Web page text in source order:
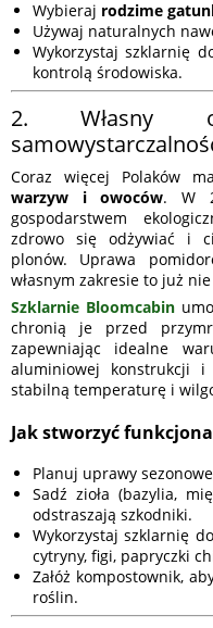
Wybieraj rodzime
Używaj naturalnych
Wykorzystaj szklarnię
kontrolą środowiska.
2. Własny
Coraz więcej Polaków
warzyw i owoców. W
gospodarstwem
zdrowo się odżywiać i
plonów. Uprawa
własnym zakresie to już
Szklarnie Bloomcabin
chronią je przed
zapewniając idealne
aluminiowej konstrukcji i
stabilną temperaturę i
Jak stworzyć
Planuj uprawy
Sadź zioła (bazylia,
odstraszają szkodniki.
Wykorzystaj szklarnię
cytryny, figi, papryczki
Załóż kompostownik,
roślin.